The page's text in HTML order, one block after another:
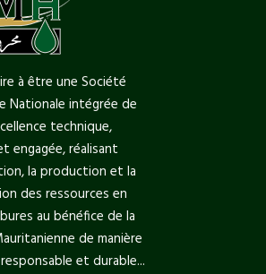
à être une Société
Nationale intégrée de
technique,
engagée, réalisant
la production et la
des ressources en
au bénéfice de la
de manière
et durable...